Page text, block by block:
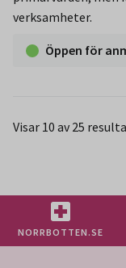
verksamheter.
Öppen för
Visar 10 av 25
NORRBOTTEN.SE